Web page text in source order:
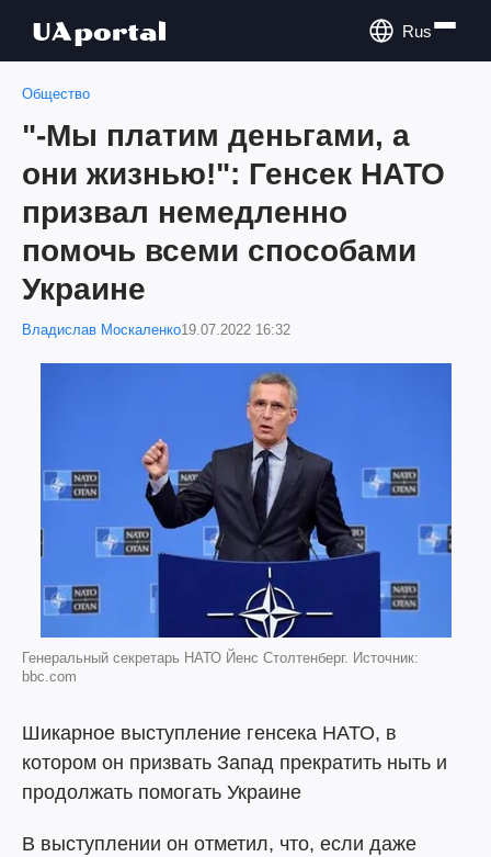
Rus
Общество
"-Мы платим деньгами, а
они жизнью!": Генсек НАТО
призвал немедленно
помочь всеми способами
Украине
Владислав Москаленко19.07.2022 16:32
Генеральный секретарь НАТО Йенс Столтенберг. Источник:
bbc.com
Шикарное выступление генсека НАТО, в
котором он призвать Запад прекратить ныть и
продолжать помогать Украине
В выступлении он отметил, что, если даже